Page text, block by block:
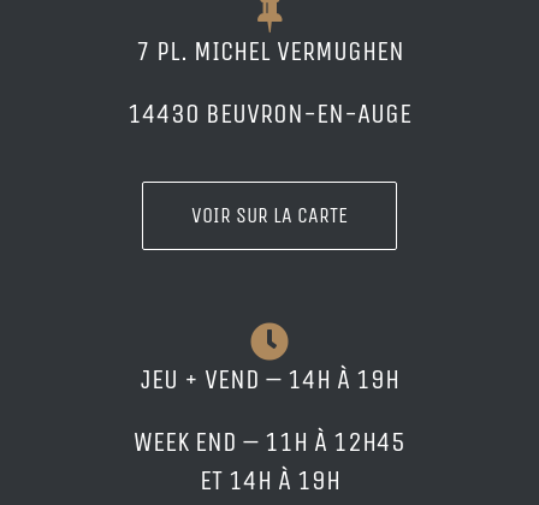
7 PL. MICHEL VERMUGHEN
14430 BEUVRON-EN-AUGE
VOIR SUR LA CARTE
JEU + VEND – 14H À 19H
WEEK END – 11H À 12H45
ET 14H À 19H